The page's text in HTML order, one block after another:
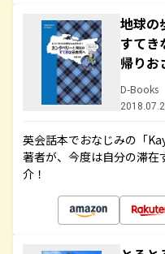
地球の
すてき
帰りお
D-Books
英会話本でおなじみの「
著者が、今度は自分の滞
介！